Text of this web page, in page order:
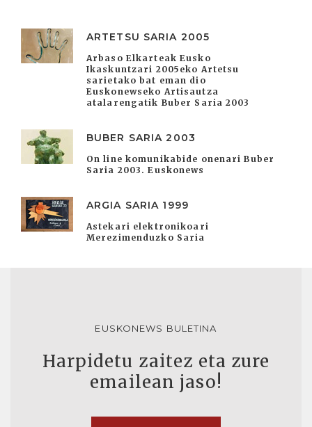
ARTETSU SARIA 2005
Arbaso Elkarteak Eusko
Ikaskuntzari 2005eko Artetsu
sarietako bat eman dio
Euskonewseko Artisautza
atalarengatik Buber Saria 2003
BUBER SARIA 2003
On line komunikabide onenari Buber
Saria 2003. Euskonews
ARGIA SARIA 1999
Astekari elektronikoari
Merezimenduzko Saria
EUSKONEWS BULETINA
Harpidetu zaitez eta zure
emailean jaso!